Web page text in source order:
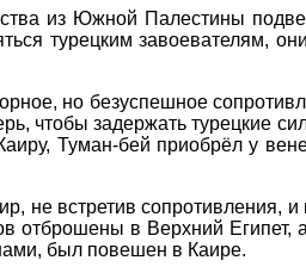
из Южной Палестины
турецким завоевателям,
но безуспешное
чтобы задержать турецкие
Туман-бей приобрёл у
не встретив сопротивления,
в Верхний Египет,
был повешен в Каире.